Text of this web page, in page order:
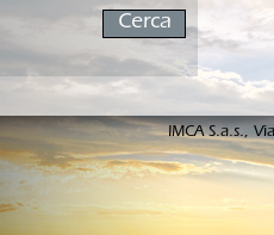
IMCA S.a.s.,